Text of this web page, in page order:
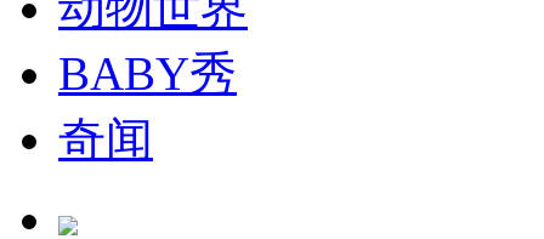
BABY秀
奇闻